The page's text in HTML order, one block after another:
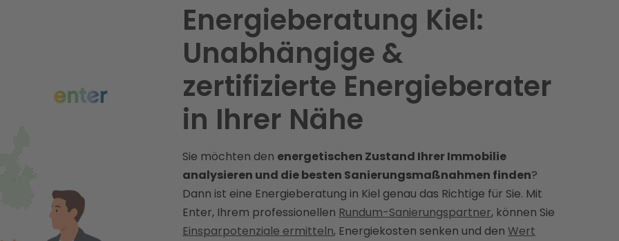
Energieberatung Kiel:
Unabhängige &
zertifizierte Energieberater
in Ihrer Nähe
Sie möchten den energetischen Zustand Ihrer Immobilie
analysieren und die besten Sanierungsmaßnahmen finden?
Dann ist eine Energieberatung in Kiel genau das Richtige für Sie. Mit
Enter, Ihrem professionellen Rundum-Sanierungspartner, können Sie
Einsparpotenziale ermitteln, Energiekosten senken und den Wert